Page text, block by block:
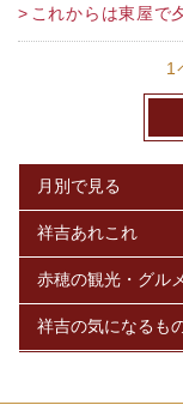
これからは東屋で
1